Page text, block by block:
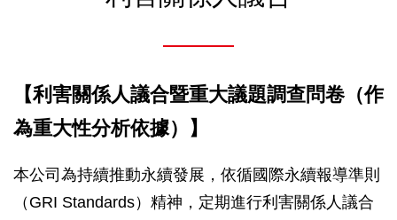
【利害關係人議合暨重大議題調查問卷（作
為重大性分析依據）】
本公司為持續推動永續發展，依循國際永續報導準則
（GRI Standards）精神，定期進行利害關係人議合